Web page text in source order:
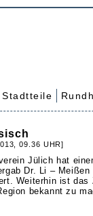
Stadtteile
09.36 UHR]
Jülich hat
Dr. Li –
Weiterhin ist das
bekannt zu